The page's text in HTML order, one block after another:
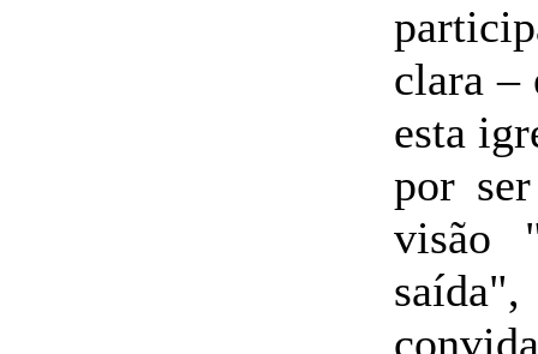
clara –
esta
por
visão